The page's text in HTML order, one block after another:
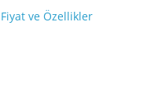
ve Özellikler